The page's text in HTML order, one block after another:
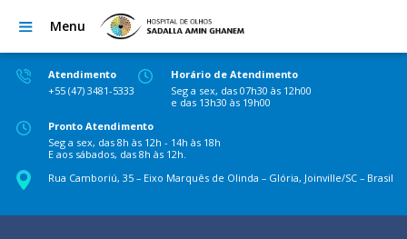
Menu
Atendimento
+55 (47) 3481-5333
Horário de Atendimento
Seg a sex, das 07h30 às 12h00
e das 13h30 às 19h00
Pronto Atendimento
Seg a sex, das 8h às 12h - 14h às 18h
E aos sábados, das 8h às 12h.
Rua Camboriú, 35 – Eixo Marquês de Olinda – Glória, Joinville/SC – Brasil